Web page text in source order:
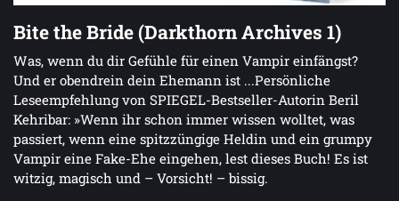
Bite the Bride (Darkthorn Archives 1)
Was, wenn du dir Gefühle für einen Vampir einfängst?
Und er obendrein dein Ehemann ist ...Persönliche
Leseempfehlung von SPIEGEL-Bestseller-Autorin Beril
Kehribar: »Wenn ihr schon immer wissen wolltet, was
passiert, wenn eine spitzzüngige Heldin und ein grumpy
Vampir eine Fake-Ehe eingehen, lest dieses Buch! Es ist
witzig, magisch und – Vorsicht! – bissig.